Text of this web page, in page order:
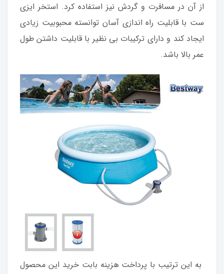
از آن در مسافرت و گردش نیز استفاده کرد. استخر ایزی
ست با قابلیت راه اندازی آسان توانسته محبوبیت زیادی
ایجاد کند و دارای ترکیبات بی نظیر با قابلیت داشتن طول
عمر بالا باشد.
به این ترتیب با پرداخت هزینه بابت خرید این محصول